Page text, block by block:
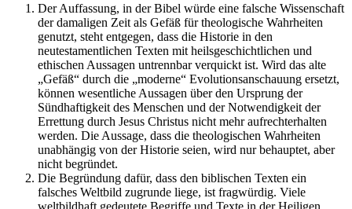
Der Auffassung, in der Bibel würde eine falsche Wissenschaft
der damaligen Zeit als Gefäß für theologische Wahrheiten
genutzt, steht entgegen, dass die Historie in den
neutestamentlichen Texten mit heilsgeschichtlichen und
ethischen Aussagen untrennbar verquickt ist. Wird das alte
„Gefäß“ durch die „moderne“ Evolutionsanschauung ersetzt,
können wesentliche Aussagen über den Ursprung der
Sündhaftigkeit des Menschen und der Notwendigkeit der
Errettung durch Jesus Christus nicht mehr aufrechterhalten
werden. Die Aussage, dass die theologischen Wahrheiten
unabhängig von der Historie seien, wird nur behauptet, aber
nicht begründet.
Die Begründung dafür, dass den biblischen Texten ein
falsches Weltbild zugrunde liege, ist fragwürdig. Viele
weltbildhaft gedeutete Begriffe und Texte in der Heiligen